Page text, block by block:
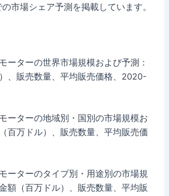
市場シェア予測を掲載しています。
ーターの世界市場規模および予測：
、販売数量、平均販売価格、2020-
ーターの地域別・国別の市場規模お
百万ドル）、販売数量、平均販売価
ーターのタイプ別・用途別の市場規
額（百万ドル）、販売数量、平均販